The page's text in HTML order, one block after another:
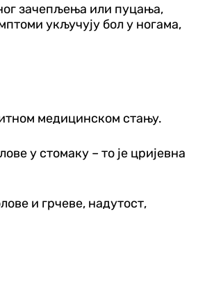
зачепљења или пуцања,
укључују бол у ногама,
медицинском стању.
у стомаку – то је цријевна
и грчеве, надутост,